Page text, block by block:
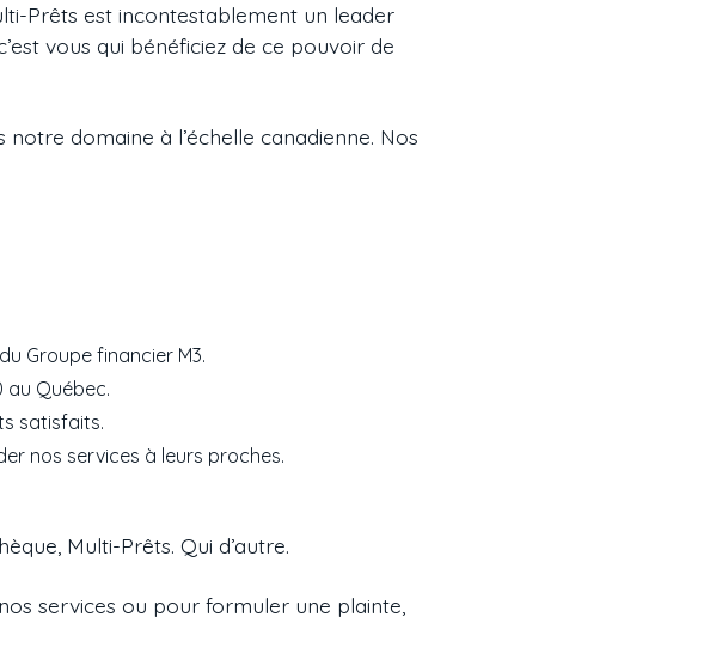
Prêts est incontestablement un leader
vous qui bénéficiez de ce pouvoir de
domaine à l’échelle canadienne. Nos
Groupe financier M3.
au Québec.
satisfaits.
nos services à leurs proches.
Multi-Prêts. Qui d’autre.
services ou pour formuler une plainte,